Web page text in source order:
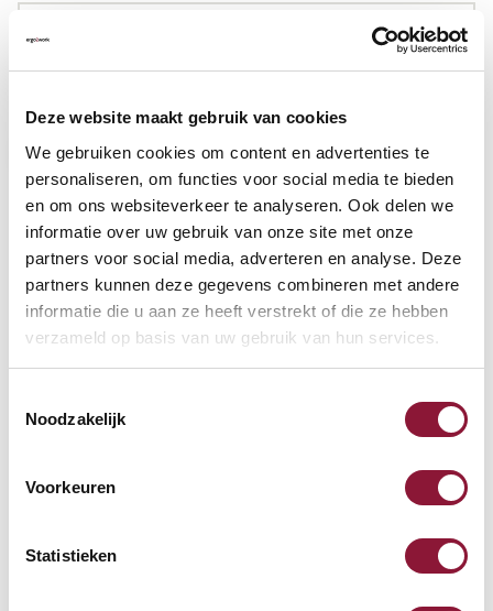
Deze website maakt gebruik van cookies
We gebruiken cookies om content en advertenties te
personaliseren, om functies voor social media te bieden
en om ons websiteverkeer te analyseren. Ook delen we
informatie over uw gebruik van onze site met onze
partners voor social media, adverteren en analyse. Deze
partners kunnen deze gegevens combineren met andere
informatie die u aan ze heeft verstrekt of die ze hebben
verzameld op basis van uw gebruik van hun services.
Noodzakelijk
Voorkeuren
Statistieken
VOETENRING ?
VOETENSTER IN GEPOLIJST ALUMINIUM ?
Levertijd: 3-6 weken